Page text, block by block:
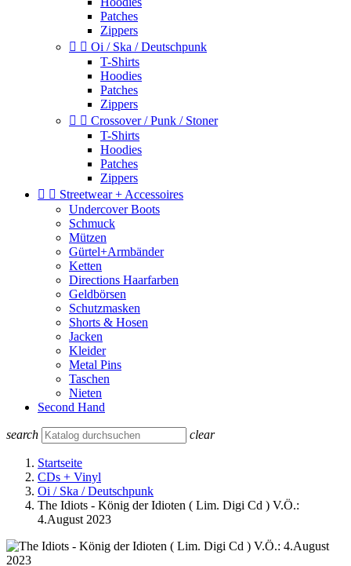
Patches
Zippers
  Oi / Ska / Deutschpunk
T-Shirts
Hoodies
Patches
Zippers
  Crossover / Punk / Stoner
T-Shirts
Hoodies
Patches
Zippers
  Streetwear + Accessoires
Undercover Boots
Schmuck
Mützen
Gürtel+Armbänder
Ketten
Directions Haarfarben
Geldbörsen
Schutzmasken
Shorts & Hosen
Jacken
Kleider
Metal Pins
Taschen
Nieten
Second Hand
search clear
Startseite
CDs + Vinyl
Oi / Ska / Deutschpunk
The Idiots - König der Idioten ( Lim. Digi Cd ) V.Ö.:
4.August 2023